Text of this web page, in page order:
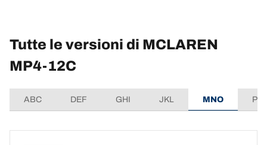
Tutte le versioni di MCLAREN
MP4-12C
ABC DEF GHI JKL MNO